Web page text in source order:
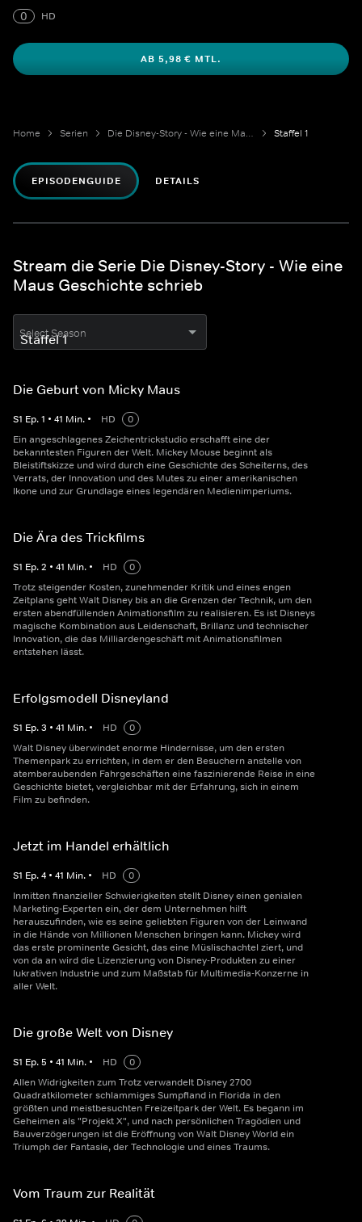
0 HD
AB 5,98 € MTL.
Home Serien Die Disney-Story - Wie eine Maus Geschichte schrieb Staffel 1
EPISODENGUIDE DETAILS
Stream die Serie Die Disney-Story - Wie eine
Maus Geschichte schrieb
Select Season
Die Geburt von Micky Maus
S1 Ep.1 • 41 Min. • HD
0
Ein angeschlagenes Zeichentrickstudio erschafft eine der
bekanntesten Figuren der Welt. Mickey Mouse beginnt als
Bleistiftskizze und wird durch eine Geschichte des Scheiterns, des
Verrats, der Innovation und des Mutes zu einer amerikanischen
Ikone und zur Grundlage eines legendären Medienimperiums.
Die Ära des Trickfilms
S1 Ep.2 • 41 Min. • HD
0
Trotz steigender Kosten, zunehmender Kritik und eines engen
Zeitplans geht Walt Disney bis an die Grenzen der Technik, um den
ersten abendfüllenden Animationsfilm zu realisieren. Es ist Disneys
magische Kombination aus Leidenschaft, Brillanz und technischer
Innovation, die das Milliardengeschäft mit Animationsfilmen
entstehen lässt.
Erfolgsmodell Disneyland
S1 Ep.3 • 41 Min. • HD
0
Walt Disney überwindet enorme Hindernisse, um den ersten
Themenpark zu errichten, in dem er den Besuchern anstelle von
atemberaubenden Fahrgeschäften eine faszinierende Reise in eine
Geschichte bietet, vergleichbar mit der Erfahrung, sich in einem
Film zu befinden.
Jetzt im Handel erhältlich
S1 Ep.4 • 41 Min. • HD
0
Inmitten finanzieller Schwierigkeiten stellt Disney einen genialen
Marketing-Experten ein, der dem Unternehmen hilft
herauszufinden, wie es seine geliebten Figuren von der Leinwand
in die Hände von Millionen Menschen bringen kann. Mickey wird
das erste prominente Gesicht, das eine Müslischachtel ziert, und
von da an wird die Lizenzierung von Disney-Produkten zu einer
lukrativen Industrie und zum Maßstab für Multimedia-Konzerne in
aller Welt.
Die große Welt von Disney
S1 Ep.5 • 41 Min. • HD
0
Allen Widrigkeiten zum Trotz verwandelt Disney 2700
Quadratkilometer schlammiges Sumpfland in Florida in den
größten und meistbesuchten Freizeitpark der Welt. Es begann im
Geheimen als "Projekt X", und nach persönlichen Tragödien und
Bauverzögerungen ist die Eröffnung von Walt Disney World ein
Triumph der Fantasie, der Technologie und eines Traums.
Vom Traum zur Realität